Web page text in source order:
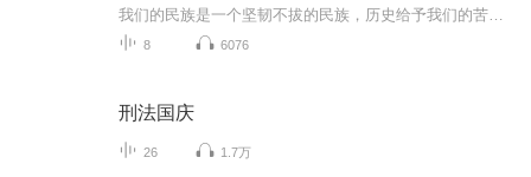
8 6076
刑法国庆
26 1.7万